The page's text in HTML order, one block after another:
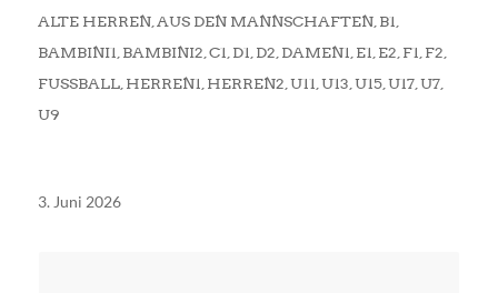
ALTE HERREN, AUS DEN MANNSCHAFTEN, B1
BAMBINI1 BAMBINI2 C1 D1 D2 DAMEN1 E1 E2 F1 F2
FUSSBALL , HERREN1 HERREN2 U11 U13 U15, U17, U7,
U9
3. Juni 2026